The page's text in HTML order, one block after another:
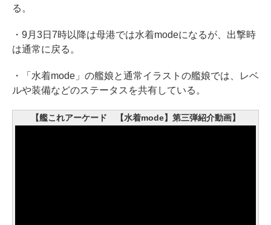
る。
・9月3日7時以降は母港では水着modeになるが、出撃時
は通常に戻る。
・「水着mode」の艦娘と通常イラストの艦娘では、レベ
ルや装備などのステータスを共有している。
【艦これアーケード 【水着mode】第三弾紹介動画】